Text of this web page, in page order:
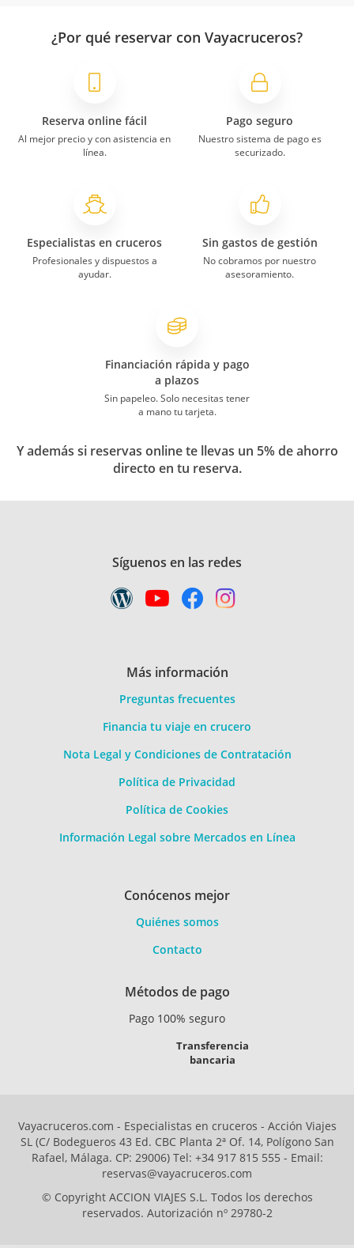
¿Por qué reservar con Vayacruceros?
Reserva online fácil
Al mejor precio y con asistencia en
línea.
Pago seguro
Nuestro sistema de pago es
securizado.
Especialistas en cruceros
Profesionales y dispuestos a
ayudar.
Sin gastos de gestión
No cobramos por nuestro
asesoramiento.
Financiación rápida y pago
a plazos
Sin papeleo. Solo necesitas tener
a mano tu tarjeta.
Y además si reservas online te llevas un 5% de ahorro
directo en tu reserva.
Síguenos en las redes
Más información
Preguntas frecuentes
Financia tu viaje en crucero
Nota Legal y Condiciones de Contratación
Política de Privacidad
Política de Cookies
Información Legal sobre Mercados en Línea
Conócenos mejor
Quiénes somos
Contacto
Métodos de pago
Pago 100% seguro
Transferencia
bancaria
Vayacruceros.com - Especialistas en cruceros - Acción Viajes
SL (C/ Bodegueros 43 Ed. CBC Planta 2ª Of. 14, Polígono San
Rafael, Málaga. CP: 29006) Tel: +34 917 815 555 - Email:
reservas@vayacruceros.com
© Copyright ACCION VIAJES S.L. Todos los derechos
reservados. Autorización nº 29780-2